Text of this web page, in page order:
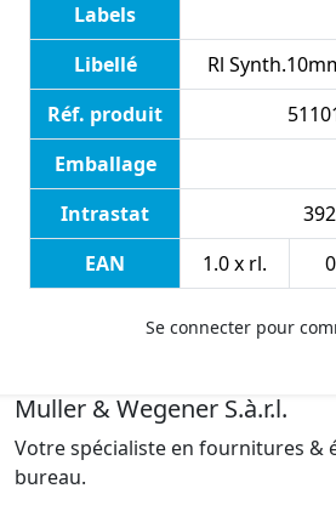
Labels
Libellé
Rl
Réf. produit
Emballage
Intrastat
EAN
1.0 x rl.
Se connecter pour
Muller & Wegener S.à.r.l.
Votre spécialiste en fournitures &
bureau.